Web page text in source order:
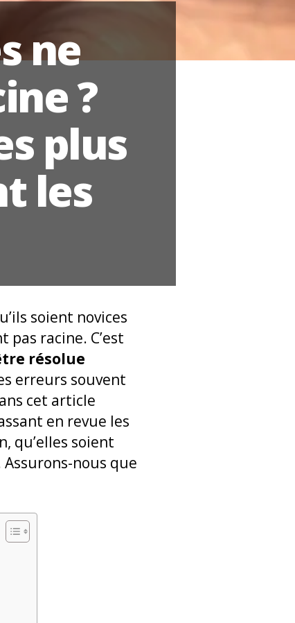
ne
?
plus
les
soient novices
racine. C’est
résolue
erreurs souvent
cet article
en revue les
qu’elles soient
nous que